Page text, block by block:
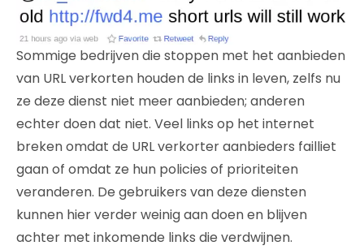
Sommige bedrijven die stoppen met het aanbieden
van URL verkorten houden de links in leven, zelfs nu
ze deze dienst niet meer aanbieden; anderen
echter doen dat niet. Veel links op het internet
breken omdat de URL verkorter aanbieders failliet
gaan of omdat ze hun policies of prioriteiten
veranderen. De gebruikers van deze diensten
kunnen hier verder weinig aan doen en blijven
achter met inkomende links die verdwijnen.